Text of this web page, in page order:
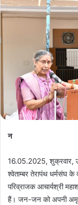
न
16.05.2025, शुक्रवार,
श्वेताम्बर तेरापंथ धर्मसंघ के
परिव्राजक आचार्यश्री
हैं। जन-जन को अपनी